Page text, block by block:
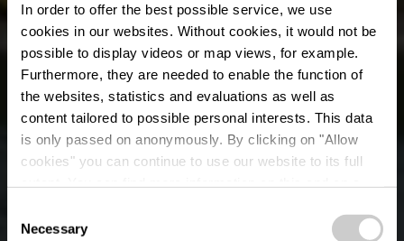
In order to offer the best possible service, we use
cookies in our websites. Without cookies, it would not be
possible to display videos or map views, for example.
Furthermore, they are needed to enable the function of
the websites, statistics and evaluations as well as
content tailored to possible personal interests. This data
is only passed on anonymously. By clicking on "Allow
cookies" you can continue to use our website to its full
time.
Selection
NecessaryBadeplatz Fuussefeld